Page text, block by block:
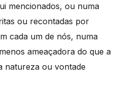
mencionados, ou numa
ou recontadas por
cada um de nós, numa
ameaçadora do que a
natureza ou vontade